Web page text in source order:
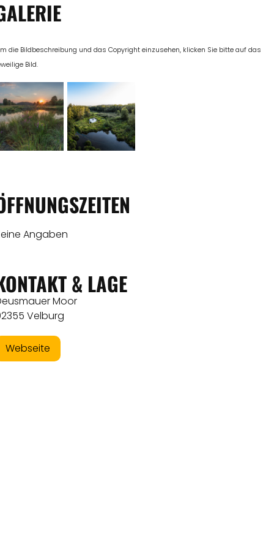
die Bildbeschreibung und das Copyright einzusehen, klicken Sie bitte auf das
Bild.
Angaben
& LAGE
Moor
Velburg
Webseite